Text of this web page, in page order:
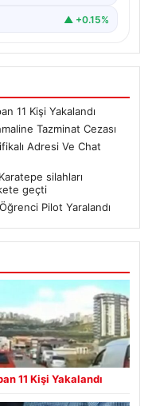
▲ +0.15%
11 Kişi Yakalandı
Tazminat Cezası
Adresi Ve Chat
silahları
geçti
Pilot Yaralandı
11 Kişi Yakalandı